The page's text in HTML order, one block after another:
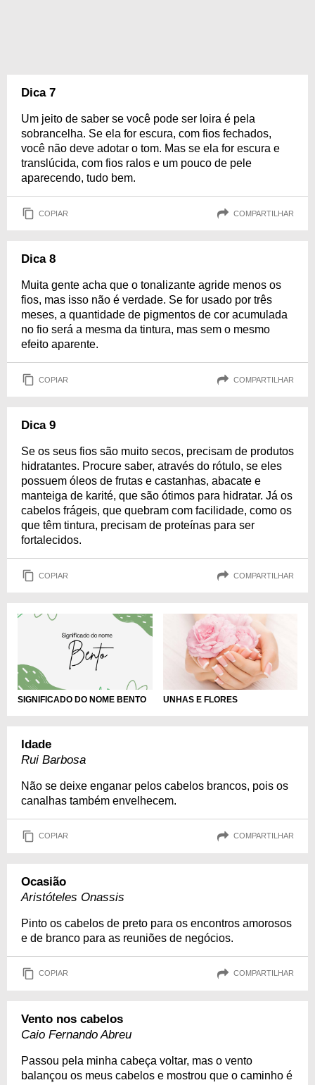
Dica 7
Um jeito de saber se você pode ser loira é pela
sobrancelha. Se ela for escura, com fios fechados,
você não deve adotar o tom. Mas se ela for escura e
translúcida, com fios ralos e um pouco de pele
aparecendo, tudo bem.
COPIAR COMPARTILHAR
Dica 8
Muita gente acha que o tonalizante agride menos os
fios, mas isso não é verdade. Se for usado por três
meses, a quantidade de pigmentos de cor acumulada
no fio será a mesma da tintura, mas sem o mesmo
efeito aparente.
COPIAR COMPARTILHAR
Dica 9
Se os seus fios são muito secos, precisam de produtos
hidratantes. Procure saber, através do rótulo, se eles
possuem óleos de frutas e castanhas, abacate e
manteiga de karité, que são ótimos para hidratar. Já os
cabelos frágeis, que quebram com facilidade, como os
que têm tintura, precisam de proteínas para ser
fortalecidos.
COPIAR COMPARTILHAR
SIGNIFICADO DO NOME BENTO UNHAS E FLORES
Idade
Rui Barbosa
Não se deixe enganar pelos cabelos brancos, pois os
canalhas também envelhecem.
COPIAR COMPARTILHAR
Ocasião
Aristóteles Onassis
Pinto os cabelos de preto para os encontros amorosos
e de branco para as reuniões de negócios.
COPIAR COMPARTILHAR
Vento nos cabelos
Caio Fernando Abreu
Passou pela minha cabeça voltar, mas o vento
balançou os meus cabelos e mostrou que o caminho é